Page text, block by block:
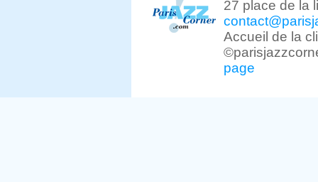
27 place de la
Accueil de la
page